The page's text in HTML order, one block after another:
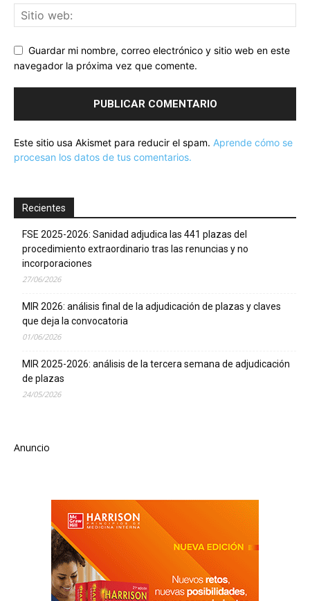
Guardar mi nombre, correo electrónico y sitio web en este
navegador la próxima vez que comente.
Este sitio usa Akismet para reducir el spam. Aprende cómo se
procesan los datos de tus comentarios.
Recientes
FSE 2025-2026: Sanidad adjudica las 441 plazas del
procedimiento extraordinario tras las renuncias y no
incorporaciones
27/06/2026
MIR 2026: análisis final de la adjudicación de plazas y claves
que deja la convocatoria
01/06/2026
MIR 2025-2026: análisis de la tercera semana de adjudicación
de plazas
24/05/2026
Anuncio